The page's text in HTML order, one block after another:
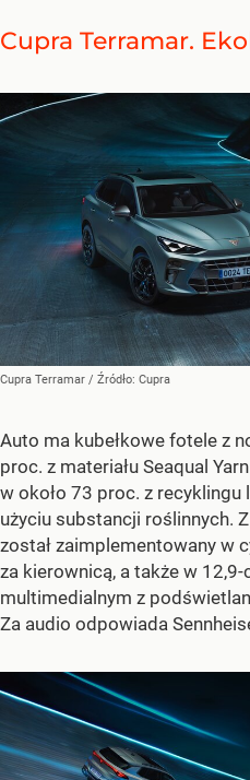
Cupra Terramar.
Cupra Terramar / Źródło: Cupra
Auto ma kubełkowe fotele z
proc. z materiału Seaqual
w około 73 proc. z
użyciu substancji roślinnych.
został zaimplementowany w
za kierownicą, a także w
multimedialnym z
Za audio odpowiada